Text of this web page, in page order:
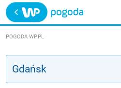
Trwa ładowanie
POLSKA
POGODA WP.PL